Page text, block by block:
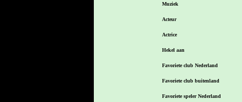
Muziek
Acteur
Actrice
Hekel aan
Favoriete club Nederland
Favoriete club buitenland
Favoriete speler Nederland